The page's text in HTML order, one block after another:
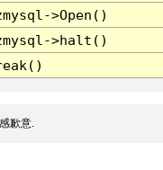
>Open()
>halt()
歉意.